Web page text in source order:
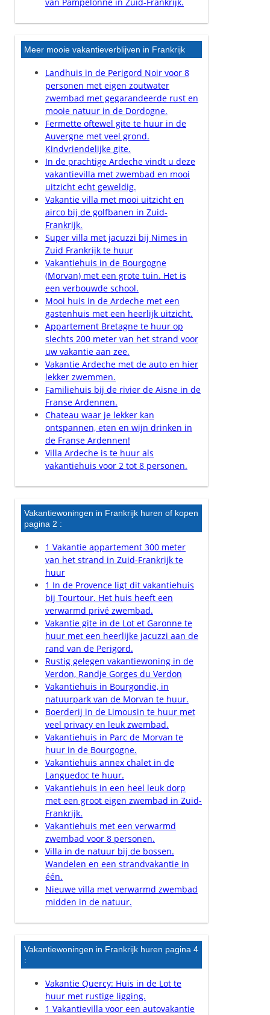
Meer mooie vakantieverblijven in Frankrijk
Landhuis in de Perigord Noir voor 8
personen met eigen zoutwater
zwembad met gegarandeerde rust en
mooie natuur in de Dordogne.
Fermette oftewel gite te huur in de
Auvergne met veel grond.
Kindvriendelijke gite.
In de prachtige Ardeche vindt u deze
vakantievilla met zwembad en mooi
uitzicht echt geweldig.
Vakantie villa met mooi uitzicht en
airco bij de golfbanen in Zuid-
Frankrijk.
Super villa met jacuzzi bij Nimes in
Zuid Frankrijk te huur
Vakantiehuis in de Bourgogne
(Morvan) met een grote tuin. Het is
een verbouwde school.
Mooi huis in de Ardeche met een
gastenhuis met een heerlijk uitzicht.
Appartement Bretagne te huur op
slechts 200 meter van het strand voor
uw vakantie aan zee.
Vakantie Ardeche met de auto en hier
lekker zwemmen.
Familiehuis bij de rivier de Aisne in de
Franse Ardennen.
Chateau waar je lekker kan
ontspannen, eten en wijn drinken in
de Franse Ardennen!
Villa Ardeche is te huur als
vakantiehuis voor 2 tot 8 personen.
Vakantiewoningen in Frankrijk huren of kopen
pagina 2 :
1 Vakantie appartement 300 meter
van het strand in Zuid-Frankrijk te
huur
1 In de Provence ligt dit vakantiehuis
bij Tourtour. Het huis heeft een
verwarmd privé zwembad.
Vakantie gite in de Lot et Garonne te
huur met een heerlijke jacuzzi aan de
rand van de Perigord.
Rustig gelegen vakantiewoning in de
Verdon, Randje Gorges du Verdon
Vakantiehuis in Bourgondië, in
natuurpark van de Morvan te huur.
Boerderij in de Limousin te huur met
veel privacy en leuk zwembad.
Vakantiehuis in Parc de Morvan te
huur in de Bourgogne.
Vakantiehuis annex chalet in de
Languedoc te huur.
Vakantiehuis in een heel leuk dorp
met een groot eigen zwembad in Zuid-
Frankrijk.
Vakantiehuis met een verwarmd
zwembad voor 8 personen.
Villa in de natuur bij de bossen.
Wandelen en een strandvakantie in
één.
Nieuwe villa met verwarmd zwembad
midden in de natuur.
Vakantiewoningen in Frankrijk huren pagina 4
:
Vakantie Quercy: Huis in de Lot te
huur met rustige ligging.
1 Vakantievilla voor een autovakantie